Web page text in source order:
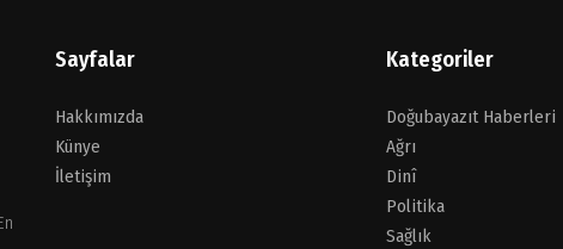
Sayfalar
Hakkımızda
Künye
İletişim
Kategoriler
Doğubayazıt Haberleri
Ağrı
Dinî
Politika
Sağlık